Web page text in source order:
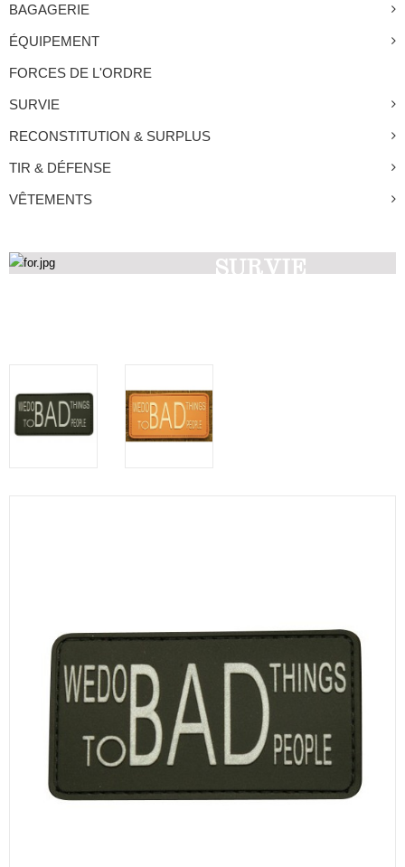
BAGAGERIE
ÉQUIPEMENT
FORCES DE L'ORDRE
SURVIE
RECONSTITUTION & SURPLUS
TIR & DÉFENSE
VÊTEMENTS
SURVIE